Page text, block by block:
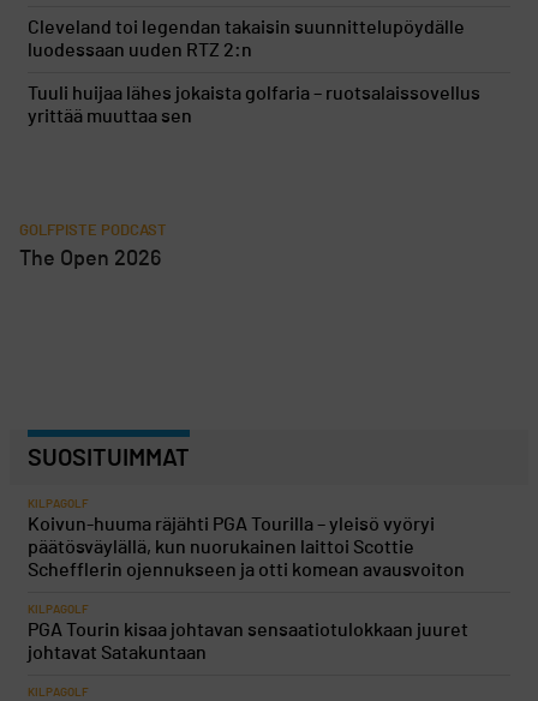
Cleveland toi legendan takaisin suunnittelupöydälle
luodessaan uuden RTZ 2:n
Tuuli huijaa lähes jokaista golfaria – ruotsalaissovellus
yrittää muuttaa sen
GOLFPISTE PODCAST
The Open 2026
SUOSITUIMMAT
KILPAGOLF
Koivun-huuma räjähti PGA Tourilla – yleisö vyöryi
päätösväylällä, kun nuorukainen laittoi Scottie
Schefflerin ojennukseen ja otti komean avausvoiton
KILPAGOLF
PGA Tourin kisaa johtavan sensaatiotulokkaan juuret
johtavat Satakuntaan
KILPAGOLF